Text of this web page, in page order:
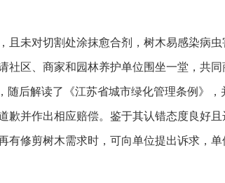
未对切割处涂抹愈合剂，树木易感染病
区、商家和园林养护单位围坐一堂，共同
后解读了《江苏省城市绿化管理条例》，
并作出相应赔偿。鉴于其认错态度良好
修剪树木需求时，可向单位提出诉求，单